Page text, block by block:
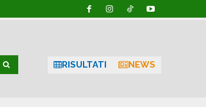
RISULTATI NEWS